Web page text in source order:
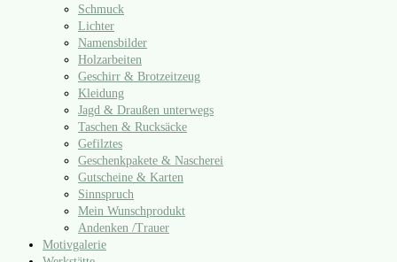
Schmuck
Lichter
Namensbilder
Holzarbeiten
Geschirr & Brotzeitzeug
Kleidung
Jagd & Draußen unterwegs
Taschen & Rucksäcke
Gefilztes
Geschenkpakete & Nascherei
Gutscheine & Karten
Sinnspruch
Mein Wunschprodukt
Andenken /​Trauer
Motivgalerie